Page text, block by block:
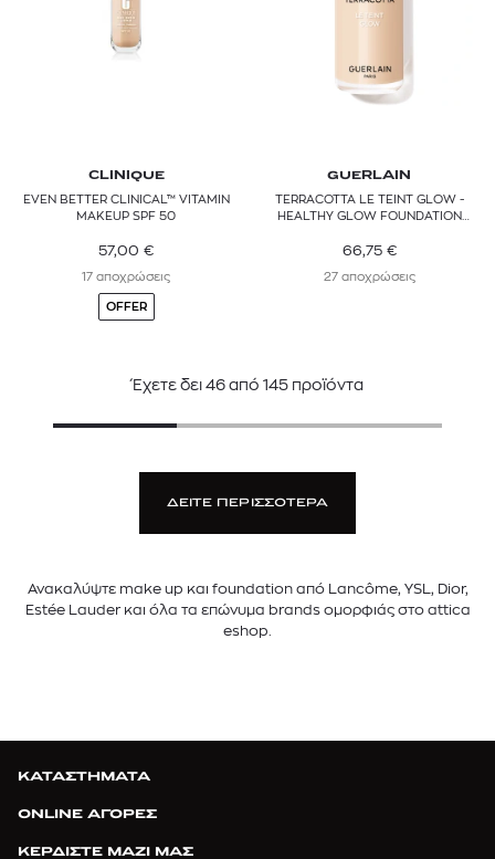
CLINIQUE
EVEN BETTER CLINICAL™ VITAMIN
MAKEUP SPF 50
57,00 €
17 αποχρώσεις
OFFER
GUERLAIN
TERRACOTTA LE TEINT GLOW -
HEALTHY GLOW FOUNDATION
66,75 €
27 αποχρώσεις
Έχετε δει 46από 145προϊόντα
ΔΕΙΤΕ ΠΕΡΙΣΣΟΤΕΡΑ
Ανακαλύψτε make up και foundation από Lancôme, YSL, Dior,
Estée Lauder και όλα τα επώνυμα brands ομορφιάς στο attica
eshop.
ΚΑΤΑΣΤΗΜΑΤΑ
ONLINE ΑΓΟΡΕΣ
ΚΕΡΔΙΣΤΕ ΜΑΖΙ ΜΑΣ